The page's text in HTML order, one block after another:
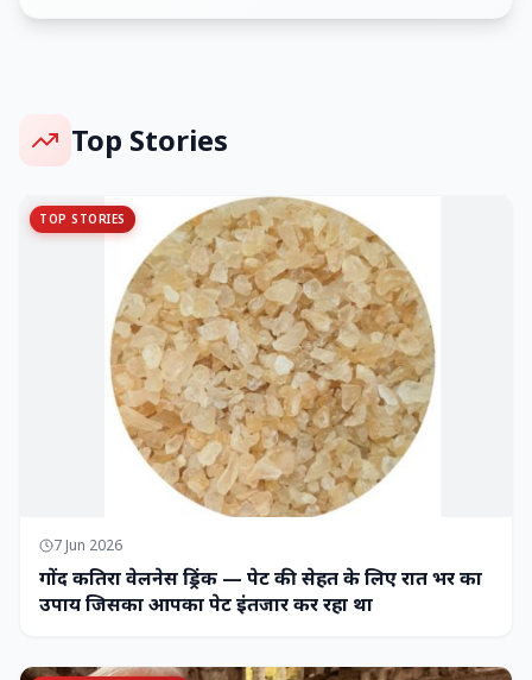
Top Stories
TOP STORIES
7 Jun 2026
गोंद कतिरा वेलनेस ड्रिंक — पेट की सेहत के लिए रात भर का
उपाय जिसका आपका पेट इंतजार कर रहा था